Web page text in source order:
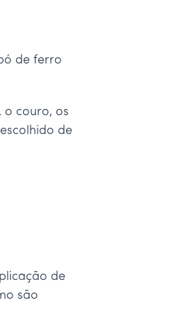
de ferro
couro, os
de
de
são